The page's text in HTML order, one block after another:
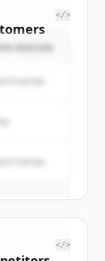
to
</>
REASON
overlap
overlap
</>